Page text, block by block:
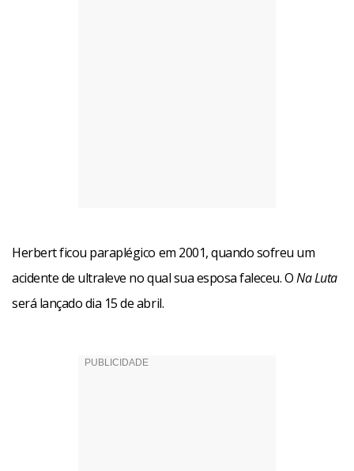
Herbert ficou paraplégico em 2001, quando sofreu um
acidente de ultraleve no qual sua esposa faleceu. ONa Luta
será lançado dia 15 de abril.